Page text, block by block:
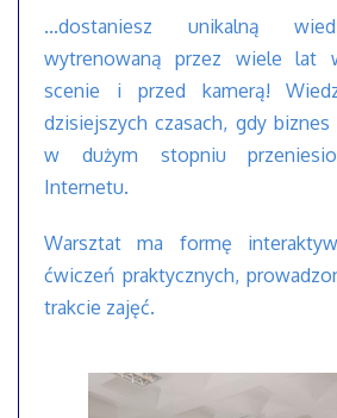
...dostaniesz unikalną
wytrenowaną przez wiele lat
scenie i przed kamerą!
dzisiejszych czasach, gdy
w dużym stopniu
Internetu.
Warsztat ma formę
ćwiczeń praktycznych,
trakcie zajęć.